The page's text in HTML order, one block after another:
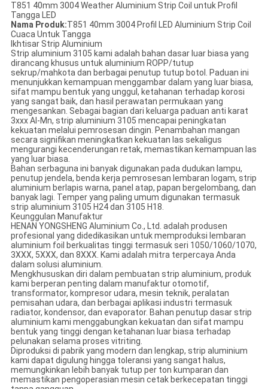
T851 40mm 3004 Weather Aluminium Strip Coil untuk Profil
Tangga LED
Nama Produk:T851 40mm 3004 Profil LED Aluminium Strip Coil
Cuaca Untuk Tangga
Ikhtisar Strip Aluminium
Strip aluminium 3105 kami adalah bahan dasar luar biasa yang
dirancang khusus untuk aluminium ROPP/tutup
sekrup/mahkota dan berbagai penutup tutup botol. Paduan ini
menunjukkan kemampuan menggambar dalam yang luar biasa,
sifat mampu bentuk yang unggul, ketahanan terhadap korosi
yang sangat baik, dan hasil perawatan permukaan yang
mengesankan. Sebagai bagian dari keluarga paduan anti karat
3xxx Al-Mn, strip aluminium 3105 mencapai peningkatan
kekuatan melalui pemrosesan dingin. Penambahan mangan
secara signifikan meningkatkan kekuatan las sekaligus
mengurangi kecenderungan retak, memastikan kemampuan las
yang luar biasa.
Bahan serbaguna ini banyak digunakan pada dudukan lampu,
penutup jendela, benda kerja pemrosesan lembaran logam, strip
aluminium berlapis warna, panel atap, papan bergelombang, dan
banyak lagi. Temper yang paling umum digunakan termasuk
strip aluminium 3105 H24 dan 3105 H18.
Keunggulan Manufaktur
HENAN YONGSHENG Aluminium Co., Ltd. adalah produsen
profesional yang didedikasikan untuk memproduksi lembaran
aluminium foil berkualitas tinggi termasuk seri 1050/1060/1070,
3XXX, 5XXX, dan 8XXX. Kami adalah mitra terpercaya Anda
dalam solusi aluminium.
Mengkhususkan diri dalam pembuatan strip aluminium, produk
kami berperan penting dalam manufaktur otomotif,
transformator, kompresor udara, mesin teknik, peralatan
pemisahan udara, dan berbagai aplikasi industri termasuk
radiator, kondensor, dan evaporator. Bahan penutup dasar strip
aluminium kami menggabungkan kekuatan dan sifat mampu
bentuk yang tinggi dengan ketahanan luar biasa terhadap
pelunakan selama proses vitriting.
Diproduksi di pabrik yang modern dan lengkap, strip aluminium
kami dapat digulung hingga toleransi yang sangat halus,
memungkinkan lebih banyak tutup per ton kumparan dan
memastikan pengoperasian mesin cetak berkecepatan tinggi